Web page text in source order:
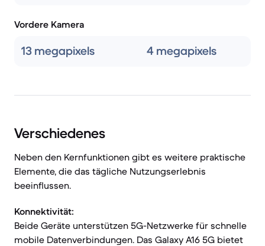
Vordere Kamera
13 megapixels 4 megapixels
Verschiedenes
Neben den Kernfunktionen gibt es weitere praktische
Elemente, die das tägliche Nutzungserlebnis
beeinflussen.
Konnektivität:
Beide Geräte unterstützen 5G-Netzwerke für schnelle
mobile Datenverbindungen. Das Galaxy A16 5G bietet